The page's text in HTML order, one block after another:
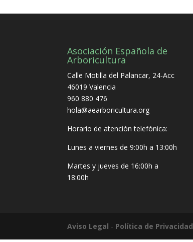
Asociación Española de
Arboricultura
Calle Motilla del Palancar, 24-Acc
46019 Valencia
960 880 476
hola@aearboricultura.org
Horario de atención telefónica:
Lunes a viernes de 9:00h a 13:00h
Martes y jueves de 16:00h a
18:00h
Aviso Legal - Política de Privacidad